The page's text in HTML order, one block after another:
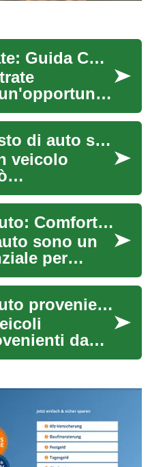
Auto Sequestrate: Guida Completa alle Aste Giudiziarie di Veicoli
chi cerca un
vantaggiosi.
Guida all'acquisto di auto sequestrate
veicolo
molti
o...
Tappetini per Auto: Comfort e Protezione per l'Interno del Veicolo
sono un
per
e protetto
Questi
Mercato delle auto provenienti da sequestri
da
e